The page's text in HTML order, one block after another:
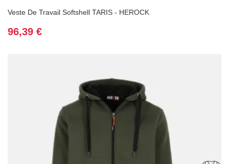
Veste De Travail Softshell TARIS - HEROCK
Prix
96,39 €